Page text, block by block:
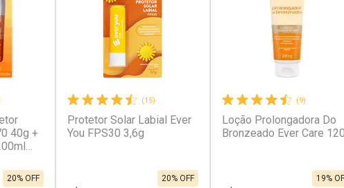
40g +
20% OFF
(15)
Protetor Solar Labial Ever
You FPS30 3,6g
20% OFF
(9)
Loção Prolongadora Do
Bronzeado Ever Care
19%